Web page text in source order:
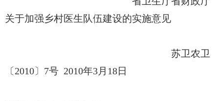
关于加强乡村医生队伍建设的实施意见
苏卫农卫
〔2010〕7号 2010年3月18日